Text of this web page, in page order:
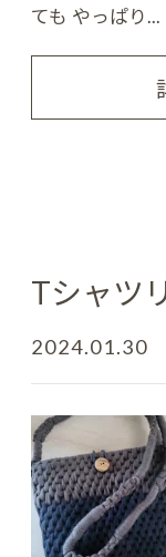
ても やっぱり...
Tシャツ
2024.01.30